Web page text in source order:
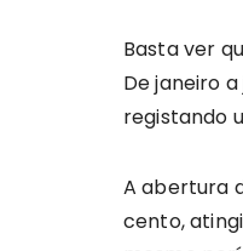
Basta ver
De janeiro
registando
A abertura
cento,